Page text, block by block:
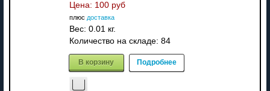
Цена: 100 руб
плюс доставка
Вес: 0.01 кг.
Количество на складе: 84
В корзину Подробнее